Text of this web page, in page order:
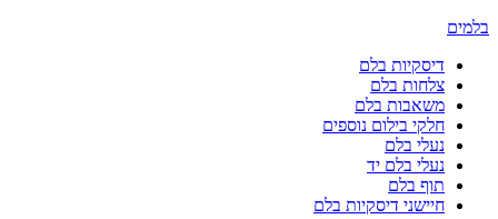
בלמים
דיסקיות בלם
צלחות בלם
משאבות בלם
חלקי בילום נוספים
נעלי בלם
נעלי בלם יד
תוף בלם
חיישני דיסקיות בלם